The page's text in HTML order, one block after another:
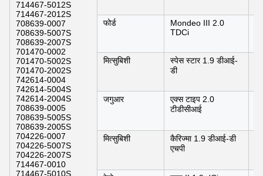
714467-5012S
714467-2012S
708639-0007
708639-5007S
708639-2007S
701470-0002
701470-5002S
701470-2002S
742614-0004
742614-5004S
742614-2004S
708639-0005
708639-5005S
708639-2005S
704226-0007
704226-5007S
704226-2007S
714467-0010
714467-5010S
फोर्ड
Mondeo III 2.0
TDCi
मित्सुबिशी
स्पेस स्टार 1.9 डीआई-
डी
जगुआर
एक्स टाइप 2.0
टीडीसीआई
मित्सुबिशी
कैरिज्मा 1.9 डीआई-डी
एचपी